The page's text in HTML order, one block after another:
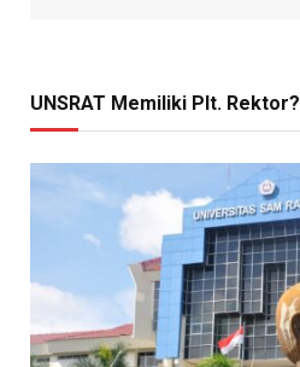
UNSRAT Memiliki Plt. Rektor?